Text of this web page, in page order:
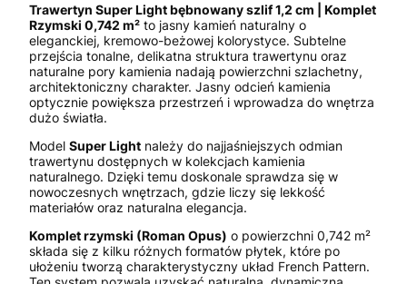
Trawertyn Super Light bębnowany szlif 1,2 cm | Komplet
Rzymski 0,742 m² to jasny kamień naturalny o
eleganckiej, kremowo-beżowej kolorystyce. Subtelne
przejścia tonalne, delikatna struktura trawertynu oraz
naturalne pory kamienia nadają powierzchni szlachetny,
architektoniczny charakter. Jasny odcień kamienia
optycznie powiększa przestrzeń i wprowadza do wnętrza
dużo światła.
Model Super Light należy do najjaśniejszych odmian
trawertynu dostępnych w kolekcjach kamienia
naturalnego. Dzięki temu doskonale sprawdza się w
nowoczesnych wnętrzach, gdzie liczy się lekkość
materiałów oraz naturalna elegancja.
Komplet rzymski (Roman Opus) o powierzchni 0,742 m²
składa się z kilku różnych formatów płytek, które po
ułożeniu tworzą charakterystyczny układ French Pattern.